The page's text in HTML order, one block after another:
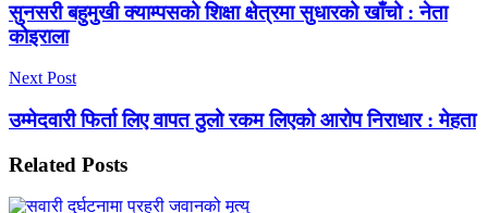
सुनसरी बहुमुखी क्याम्पसको शिक्षा क्षेत्रमा सुधारको खाँचो : नेता
कोइराला
Next Post
उम्मेदवारी फिर्ता लिए वापत ठुलो रकम लिएको आरोप निराधार : मेहता
Related Posts